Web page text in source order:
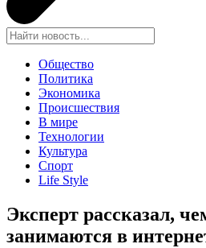
Общество
Политика
Экономика
Происшествия
В мире
Технологии
Культура
Спорт
Life Style
Эксперт рассказал,
занимаются в